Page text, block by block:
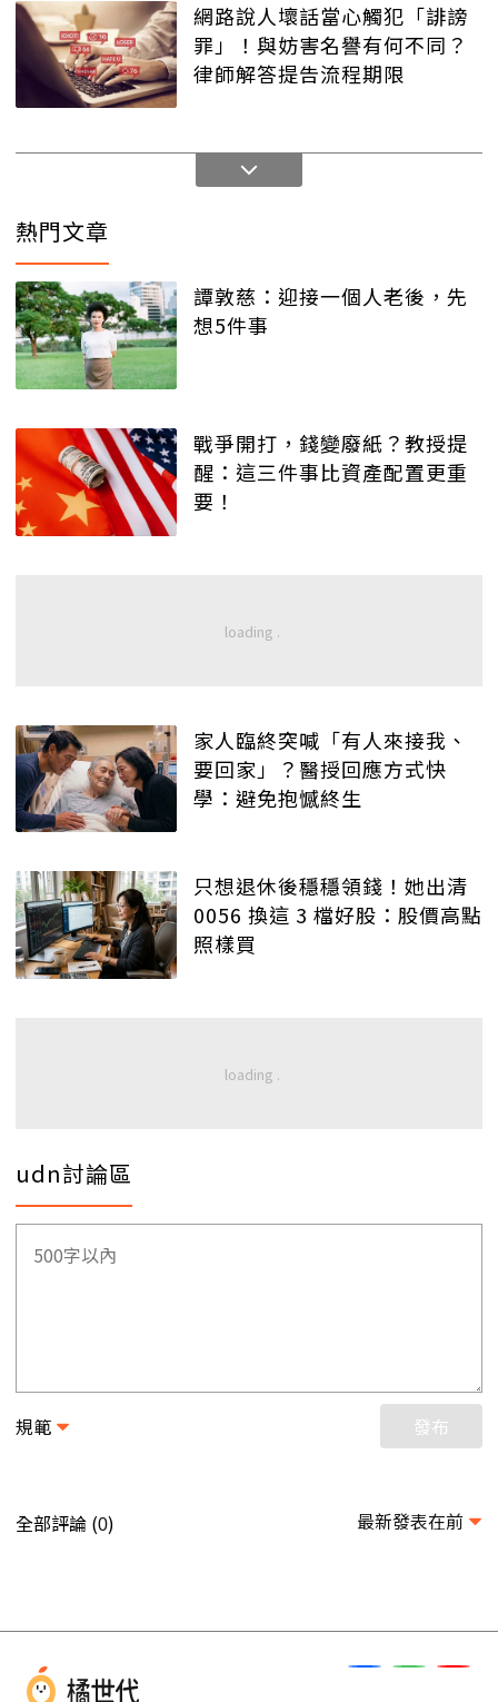
網路說人壞話當心觸犯「誹謗
罪」！與妨害名譽有何不同？
律師解答提告流程期限
熱門文章
譚敦慈：迎接一個人老後，先
想5件事
戰爭開打，錢變廢紙？教授提
醒：這三件事比資產配置更重
要！
家人臨終突喊「有人來接我、
要回家」？醫授回應方式快
學：避免抱憾終生
只想退休後穩穩領錢！她出清
0056 換這 3 檔好股：股價高點
照樣買
udn討論區
規範 發布
全部評論 (0) 最新發表在前